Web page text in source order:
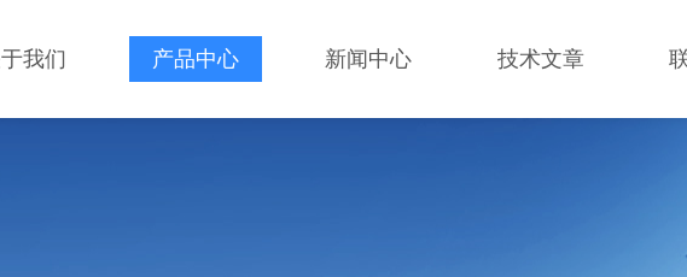
我们 产品中心 新闻中心 技术文章